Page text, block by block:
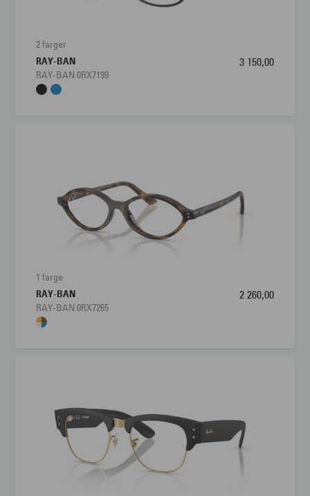
2 farger
RAY-BAN
RAY-BAN 0RX7199
3 150,00
1 farge
RAY-BAN
RAY-BAN 0RX7265
2 260,00